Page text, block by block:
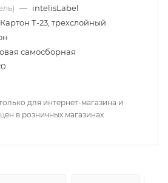
— intelisLabel
Картон Т-23, трехслойный
самосборная
для интернет-магазина и
в розничных магазинах